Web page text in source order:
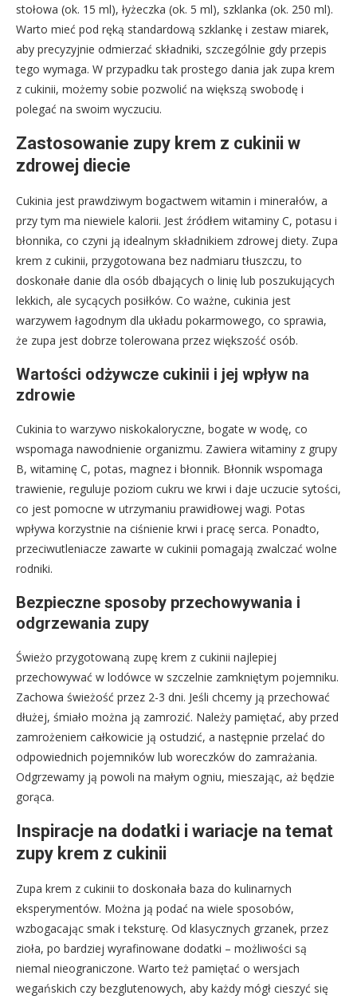
stołowa (ok. 15 ml), łyżeczka (ok. 5 ml), szklanka (ok. 250 ml).
Warto mieć pod ręką standardową szklankę i zestaw miarek,
aby precyzyjnie odmierzać składniki, szczególnie gdy przepis
tego wymaga. W przypadku tak prostego dania jak zupa krem
z cukinii, możemy sobie pozwolić na większą swobodę i
polegać na swoim wyczuciu.
Zastosowanie zupy krem z cukinii w
zdrowej diecie
Cukinia jest prawdziwym bogactwem witamin i minerałów, a
przy tym ma niewiele kalorii. Jest źródłem witaminy C, potasu i
błonnika, co czyni ją idealnym składnikiem zdrowej diety. Zupa
krem z cukinii, przygotowana bez nadmiaru tłuszczu, to
doskonałe danie dla osób dbających o linię lub poszukujących
lekkich, ale sycących posiłków. Co ważne, cukinia jest
warzywem łagodnym dla układu pokarmowego, co sprawia,
że zupa jest dobrze tolerowana przez większość osób.
Wartości odżywcze cukinii i jej wpływ na
zdrowie
Cukinia to warzywo niskokaloryczne, bogate w wodę, co
wspomaga nawodnienie organizmu. Zawiera witaminy z grupy
B, witaminę C, potas, magnez i błonnik. Błonnik wspomaga
trawienie, reguluje poziom cukru we krwi i daje uczucie sytości,
co jest pomocne w utrzymaniu prawidłowej wagi. Potas
wpływa korzystnie na ciśnienie krwi i pracę serca. Ponadto,
przeciwutleniacze zawarte w cukinii pomagają zwalczać wolne
rodniki.
Bezpieczne sposoby przechowywania i
odgrzewania zupy
Świeżo przygotowaną zupę krem z cukinii najlepiej
przechowywać w lodówce w szczelnie zamkniętym pojemniku.
Zachowa świeżość przez 2-3 dni. Jeśli chcemy ją przechować
dłużej, śmiało można ją zamrozić. Należy pamiętać, aby przed
zamrożeniem całkowicie ją ostudzić, a następnie przelać do
odpowiednich pojemników lub woreczków do zamrażania.
Odgrzewamy ją powoli na małym ogniu, mieszając, aż będzie
gorąca.
Inspiracje na dodatki i wariacje na temat
zupy krem z cukinii
Zupa krem z cukinii to doskonała baza do kulinarnych
eksperymentów. Można ją podać na wiele sposobów,
wzbogacając smak i teksturę. Od klasycznych grzanek, przez
zioła, po bardziej wyrafinowane dodatki – możliwości są
niemal nieograniczone. Warto też pamiętać o wersjach
wegańskich czy bezglutenowych, aby każdy mógł cieszyć się